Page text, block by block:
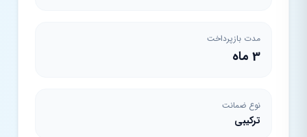
مدت بازپرداخت
3 ماه
نوع ضمانت
ترکیبی